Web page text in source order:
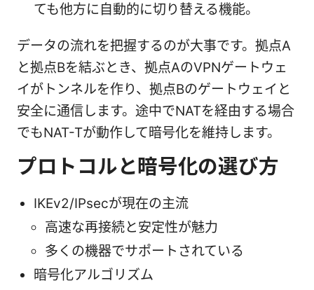
ても他方に自動的に切り替える機能。
データの流れを把握するのが大事です。拠点A
と拠点Bを結ぶとき、拠点AのVPNゲートウェ
イがトンネルを作り、拠点Bのゲートウェイと
安全に通信します。途中でNATを経由する場合
でもNAT-Tが動作して暗号化を維持します。
プロトコルと暗号化の選び方
IKEv2/IPsecが現在の主流
高速な再接続と安定性が魅力
多くの機器でサポートされている
暗号化アルゴリズム